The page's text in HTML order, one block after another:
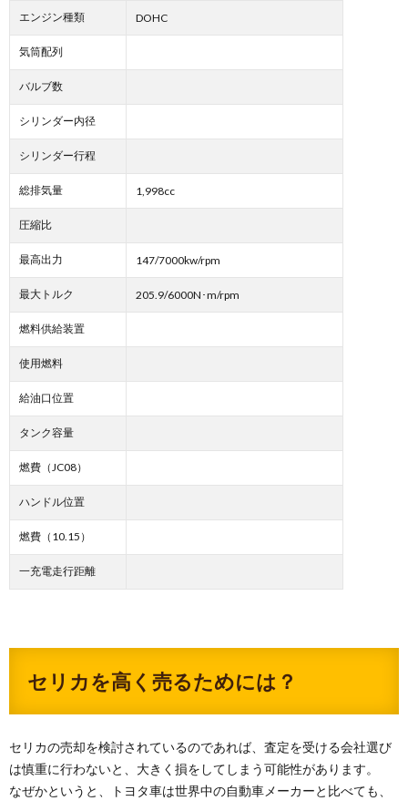
エンジン種類 DOHC
気筒配列
バルブ数
シリンダー内径
シリンダー行程
総排気量 1,998cc
圧縮比
最高出力 147/7000kw/rpm
最大トルク 205.9/6000N･m/rpm
燃料供給装置
使用燃料
給油口位置
タンク容量
燃費（JC08）
ハンドル位置
燃費（10.15）
一充電走行距離
セリカを高く売るためには？
セリカの売却を検討されているのであれば、査定を受ける会社選び
は慎重に行わないと、大きく損をしてしまう可能性があります。
なぜかというと、トヨタ車は世界中の自動車メーカーと比べても、